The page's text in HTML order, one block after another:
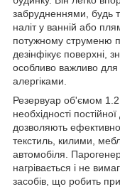
забрудненнями, будь
наліт у ванній або
потужному струменю
дезінфікує поверхні,
особливо важливо для
алергіками.
Резервуар об'ємом 1.2
необхідності
дозволяють ефективно
текстиль, килими,
автомобіля.
нагрівається і не
засобів, що робить